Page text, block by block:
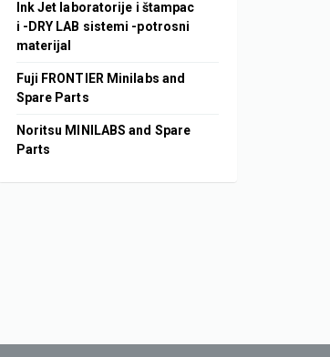
Ink Jet laboratorije i štampac
i -DRY LAB sistemi -potrosni
materijal
Fuji FRONTIER Minilabs and
Spare Parts
Noritsu MINILABS and Spare
Parts